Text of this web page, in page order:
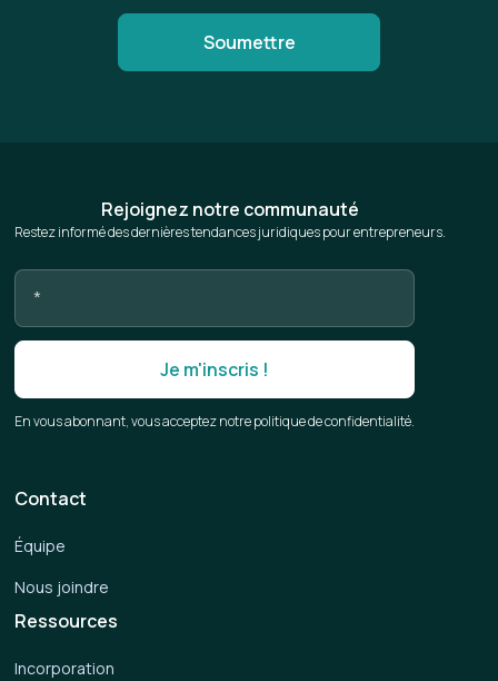
Rejoignez notre communauté
Restez informé des dernières tendances juridiques pour entrepreneurs.
En vous abonnant, vous acceptez notre politique de confidentialité.
Ressources
Incorporation
Contact
Équipe
Nous joindre